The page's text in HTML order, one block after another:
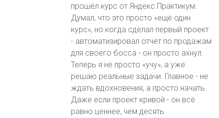
прошёл курс от Яндекс.Практикум.
Думал, что это просто «ещё один
курс», но когда сделал первый проект
- автоматизировал отчёт по продажам
для своего босса - он просто ахнул.
Теперь я не просто «учу», а уже
решаю реальные задачи. Главное - не
ждать вдохновения, а просто начать.
Даже если проект кривой - он всё
равно ценнее, чем десять